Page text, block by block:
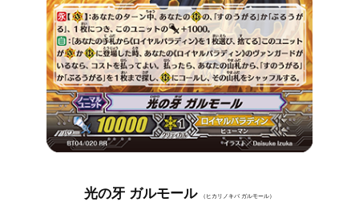
光の牙 ガルモール （ヒカリノキバ ガルモール）